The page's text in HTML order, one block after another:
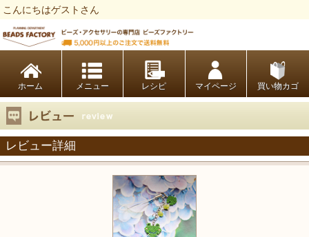
こんにちはゲストさん
ホーム レシピ マイページ 買い物カゴ
レビュー詳細